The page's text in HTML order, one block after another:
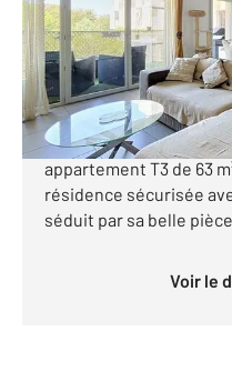
Appartement F3 à
229
Montpellier
l'écoquartier des
appartement T3 de 63
résidence sécurisée
séduit par sa belle
Voir le